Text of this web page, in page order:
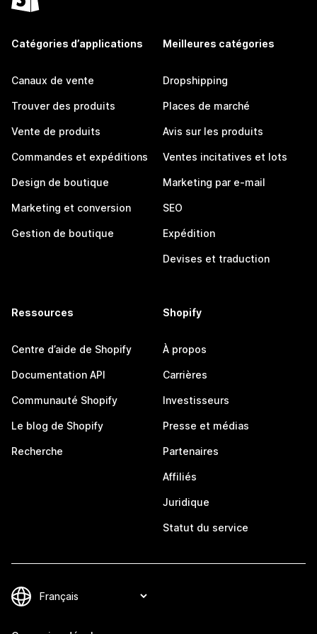
Catégories d’applications
Canaux de vente
Trouver des produits
Vente de produits
Commandes et expéditions
Design de boutique
Marketing et conversion
Gestion de boutique
Meilleures catégories
Dropshipping
Places de marché
Avis sur les produits
Ventes incitatives et lots
Marketing par e-mail
SEO
Expédition
Devises et traduction
Ressources
Centre d’aide de Shopify
Documentation API
Communauté Shopify
Le blog de Shopify
Recherche
Shopify
À propos
Carrières
Investisseurs
Presse et médias
Partenaires
Affiliés
Juridique
Statut du service